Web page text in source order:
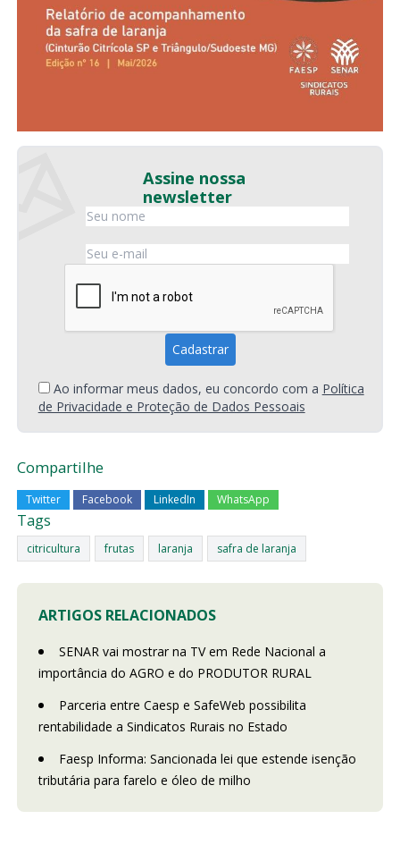
Assine nossa
newsletter
Ao informar meus dados, eu concordo com a Política
de Privacidade e Proteção de Dados Pessoais
Compartilhe
Twitter Facebook LinkedIn WhatsApp
Tags
citricultura frutas laranja safra de laranja
ARTIGOS RELACIONADOS
SENAR vai mostrar na TV em Rede Nacional a
importância do AGRO e do PRODUTOR RURAL
Parceria entre Caesp e SafeWeb possibilita
rentabilidade a Sindicatos Rurais no Estado
Faesp Informa: Sancionada lei que estende isenção
tributária para farelo e óleo de milho